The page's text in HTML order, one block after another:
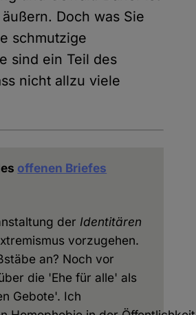
Doch was Sie
schmutzige
sind ein Teil des
nicht allzu viele
offenen Briefes
der Identitären
vorzugehen.
an? Noch vor
die 'Ehe für alle' als
Gebote'. Ich